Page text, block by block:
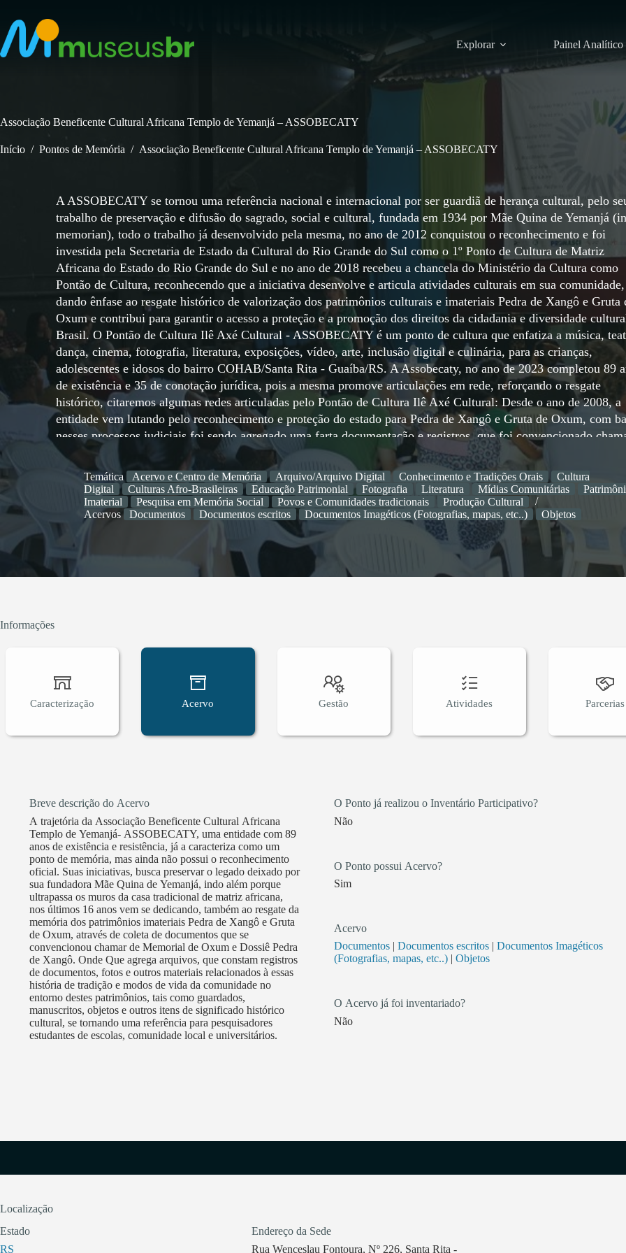
para
conteúdo
Explorar Painel Analítico
Associação Beneficente Cultural Africana Templo de Yemanjá – ASSOBECATY
Início / Pontos de Memória / Associação Beneficente Cultural Africana Templo de Yemanjá – ASSOBECATY
A ASSOBECATY se tornou uma referência nacional e internacional por ser guardiã de herança cultural, pelo
trabalho de preservação e difusão do sagrado, social e cultural, fundada em 1934 por Mãe Quina de Yemanjá (in
memorian), todo o trabalho já desenvolvido pela mesma, no ano de 2012 conquistou o reconhecimento e foi
investida pela Secretaria de Estado da Cultural do Rio Grande do Sul como o 1º Ponto de Cultura de Matriz
Africana do Estado do Rio Grande do Sul e no ano de 2018 recebeu a chancela do Ministério da Cultura como
Pontão de Cultura, reconhecendo que a iniciativa desenvolve e articula atividades culturais em sua comunidade,
dando ênfase ao resgate histórico de valorização dos patrimônios culturais e imateriais Pedra de Xangô e Gruta
Oxum e contribui para garantir o acesso a proteção e a promoção dos direitos da cidadania e diversidade
Brasil. O Pontão de Cultura Ilê Axé Cultural - ASSOBECATY é um ponto de cultura que enfatiza a música,
dança, cinema, fotografia, literatura, exposições, vídeo, arte, inclusão digital e culinária, para as crianças,
adolescentes e idosos do bairro COHAB/Santa Rita - Guaíba/RS. A Assobecaty, no ano de 2023 completou 89
de existência e 35 de conotação jurídica, pois a mesma promove articulações em rede, reforçando o resgate
histórico, citaremos algumas redes articuladas pelo Pontão de Cultura Ilê Axé Cultural: Desde o ano de 2008, a
entidade vem lutando pelo reconhecimento e proteção do estado para Pedra de Xangô e Gruta de Oxum, com
nesses processos judiciais foi sendo agregado uma farta documentação e registros, que foi convencionado
Dossiê da Pedra de Xangô e Memorial da Gruta de Oxum , onde a entidade é detentora de direitos intelectuais
os escritos sobre esses bens culturais imateriais Gruta de Oxum - http://grutadeoxum.blogspot.com/ e Pedra de
Xangô, - http://pedradexango.blogspot.com/. Da ação da Assobecaty em defesa deste patrimônio –, exercendo
mecanismo e das ações para a garantia das políticas de salvaguarda a cultura, nasce o Pontão de Cultura Ilê Axé
Cultural, que denuncia e traz à tona, as práticas do colonizador para o “apagamento” dos aspectos culturais
africanos da história oficial do município, esboçado no racismo institucional. Ao mesmo tempo, o Ponto/Pontão
difunde as vivências culturais intrínsecas aos patrimônios e promove a educação patrimonial. Neste sentido a
difusão da informação, como insumo da produtividade e das inovações tecnológicas coordenadas pelo Ponto/
estratégia de proteção ativou uma rede nacional ano de 2020 consolidando a instalação da Rede Internacional
nas cidades de Guaíba/RS, Rio Grande/RS, Cajazeira - Salvador/ BA e Oyó/ Meke - Nigéria. A Rede de Oxuns é
municipal e estadual , ela articula as cidades e pessoas que promovem ações de valorização, celebrações e festas
Alegria anualmente para fazerem suas manifestações culturais, nas cidades de Alvorada, Guaíba, Viamão, São
fundadora e mantém ativa, do mesmo modo, que através dessa luta patrimonial abriga os documentos contendo a
história que até o momento não era conhecida pelos próprios moradores dos municípios. A ASSOBECATY é um
Ponto de Memória por abrigar todas essas memórias e luta cotidianamente para mantê-las vivas.
Temática Acervo e Centro de Memória Arquivo/Arquivo Digital Conhecimento e Tradições Orais
Cultura
Digital
Culturas Afro-Brasileiras Educação Patrimonial Fotografia Literatura Mídias Comunitárias
Imaterial
Pesquisa em Memória Social Povos e Comunidades tradicionais
Produção Cultural
Acervos
Documentos Documentos escritos Documentos Imagéticos (Fotografias, mapas, etc..) Objetos
Informações
Caracterização Acervo
Breve descrição do Acervo
A trajetória da Associação Beneficente Cultural Africana
Templo de Yemanjá- ASSOBECATY, uma entidade com 89
anos de existência e resistência, já a caracteriza como um
ponto de memória, mas ainda não possui o reconhecimento
oficial. Suas iniciativas, busca preservar o legado deixado por
sua fundadora Mãe Quina de Yemanjá, indo além porque
ultrapassa os muros da casa tradicional de matriz africana,
nos últimos 16 anos vem se dedicando, também ao resgate da
memória dos patrimônios imateriais Pedra de Xangô e Gruta
de Oxum, através de coleta de documentos que se
convencionou chamar de Memorial de Oxum e Dossiê Pedra
de Xangô. Onde Que agrega arquivos, que constam registros
de documentos, fotos e outros materiais relacionados à essas
história de tradição e modos de vida da comunidade no
entorno destes patrimônios, tais como guardados,
manuscritos, objetos e outros itens de significado histórico
cultural, se tornando uma referência para pesquisadores
estudantes de escolas, comunidade local e universitários.
O Ponto já realizou o Inventário Participativo?
Não
O Ponto possui Acervo?
Sim
Acervo
Documentos| Documentos escritos| Documentos Imagéticos
(Fotografias, mapas, etc..)| Objetos
O Acervo já foi inventariado?
Não
Gestão Atividades Parcerias
Localização
Estado
RS
Endereço da Sede
Rua Wenceslau Fontoura, Nº 226, Santa Rita -